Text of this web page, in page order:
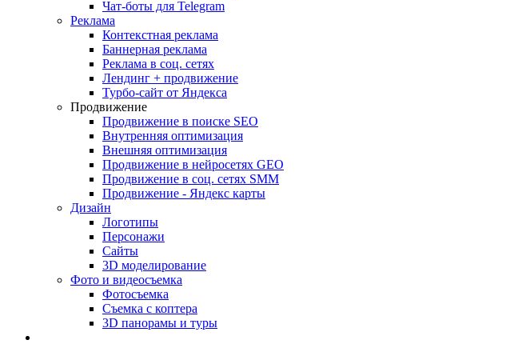
Чат-боты для Telegram
Реклама
Контекстная реклама
Баннерная реклама
Реклама в соц. сетях
Лендинг + продвижение
Турбо-сайт от Яндекса
Продвижение
Продвижение в поиске SEO
Внутренняя оптимизация
Внешняя оптимизация
Продвижение в нейросетях GEO
Продвижение в соц. сетях SMM
Продвижение - Яндекс карты
Дизайн
Логотипы
Персонажи
Сайты
3D моделирование
Фото и видеосъемка
Фотосъемка
Съемка с коптера
3D панорамы и туры